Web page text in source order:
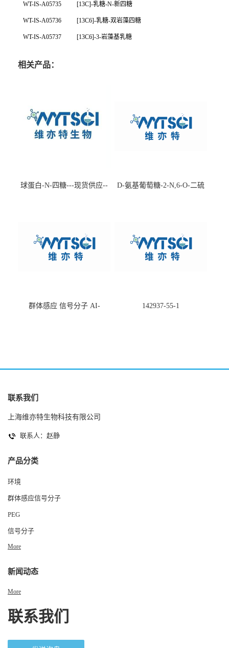
WT-IS-A05735 [13C]-乳糖-N-新四糖
WT-IS-A05736 [13C6]-乳糖-双岩藻四糖
WT-IS-A05737 [13C6]-3-岩藻基乳糖
相关产品：
球蛋白-N-四糖---现货供应--
D-氨基葡萄糖-2-N,6-O-二硫
群体感应 信号分子 AI-
142937-55-1
联系我们
上海维亦特生物科技有限公司
联系人：赵静
产品分类
环境
群体感应信号分子
PEG
信号分子
More
新闻动态
More
联系我们